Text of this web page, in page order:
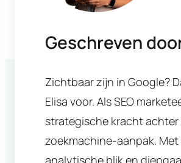
Geschreven
Zichtbaar zijn in Google?
Elisa voor. Als SEO
strategische kracht achter
zoekmachine-aanpak. Met
analytische blik en